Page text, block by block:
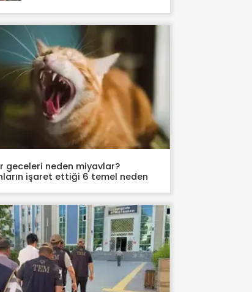
geceleri neden miyavlar?
işaret ettiği 6 temel neden